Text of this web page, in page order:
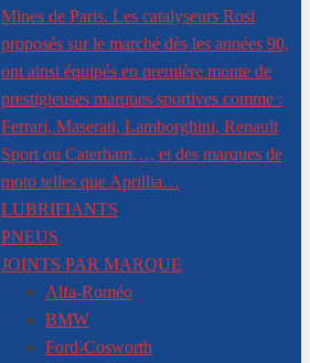
Mines de Paris. Les catalyseurs Rosi
proposés sur le marché dès les années 90,
ont ainsi équipés en première monte de
prestigieuses marques sportives comme :
Ferrari, Maserati, Lamborghini, Renault
Sport ou Caterham…, et des marques de
moto telles que Aprillia…
LUBRIFIANTS
PNEUS
JOINTS PAR MARQUE
Alfa-Roméo
BMW
Ford-Cosworth